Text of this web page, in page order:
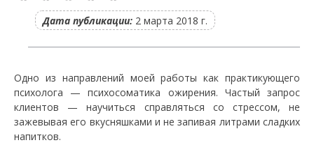
Дата публикации: 2 марта 2018 г.
Одно из направлений моей работы как практикующего
психолога — психосоматика ожирения. Частый запрос
клиентов — научиться справляться со стрессом, не
зажевывая его вкусняшками и не запивая литрами сладких
напитков.